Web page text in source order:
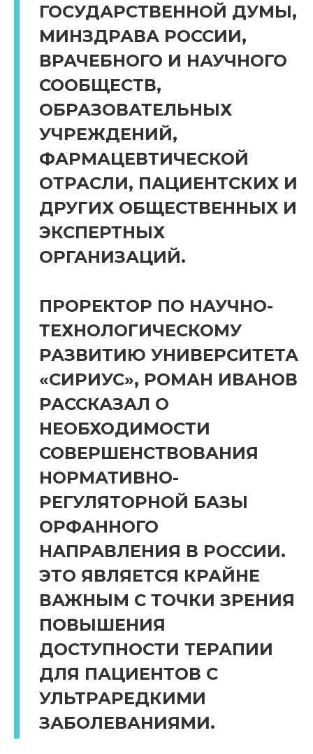
ГОСУДАРСТВЕННОЙ ДУМЫ,
МИНЗДРАВА РОССИИ,
ВРАЧЕБНОГО И НАУЧНОГО
СООБЩЕСТВ,
ОБРАЗОВАТЕЛЬНЫХ
УЧРЕЖДЕНИЙ,
ФАРМАЦЕВТИЧЕСКОЙ
ОТРАСЛИ, ПАЦИЕНТСКИХ И
ДРУГИХ ОБЩЕСТВЕННЫХ И
ЭКСПЕРТНЫХ
ОРГАНИЗАЦИЙ.
ПРОРЕКТОР ПО НАУЧНО-
ТЕХНОЛОГИЧЕСКОМУ
РАЗВИТИЮ УНИВЕРСИТЕТА
«СИРИУС», РОМАН ИВАНОВ
РАССКАЗАЛ О
НЕОБХОДИМОСТИ
СОВЕРШЕНСТВОВАНИЯ
НОРМАТИВНО-
РЕГУЛЯТОРНОЙ БАЗЫ
ОРФАННОГО
НАПРАВЛЕНИЯ В РОССИИ.
ЭТО ЯВЛЯЕТСЯ КРАЙНЕ
ВАЖНЫМ С ТОЧКИ ЗРЕНИЯ
ПОВЫШЕНИЯ
ДОСТУПНОСТИ ТЕРАПИИ
ДЛЯ ПАЦИЕНТОВ С
УЛЬТРАРЕДКИМИ
ЗАБОЛЕВАНИЯМИ.